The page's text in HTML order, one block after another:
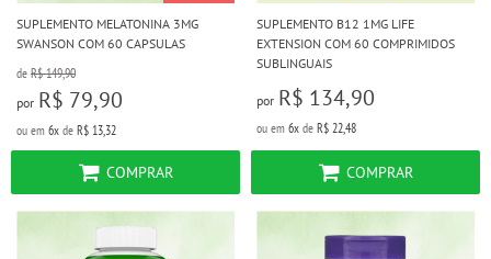
SUPLEMENTO MELATONINA 3MG
SWANSON COM 60 CAPSULAS
de R$ 149,90
por R$ 79,90
ou em 6x de R$ 13,32
COMPRAR
SUPLEMENTO B12 1MG LIFE
EXTENSION COM 60 COMPRIMIDOS
SUBLINGUAIS
por R$ 134,90
ou em 6x de R$ 22,48
COMPRAR